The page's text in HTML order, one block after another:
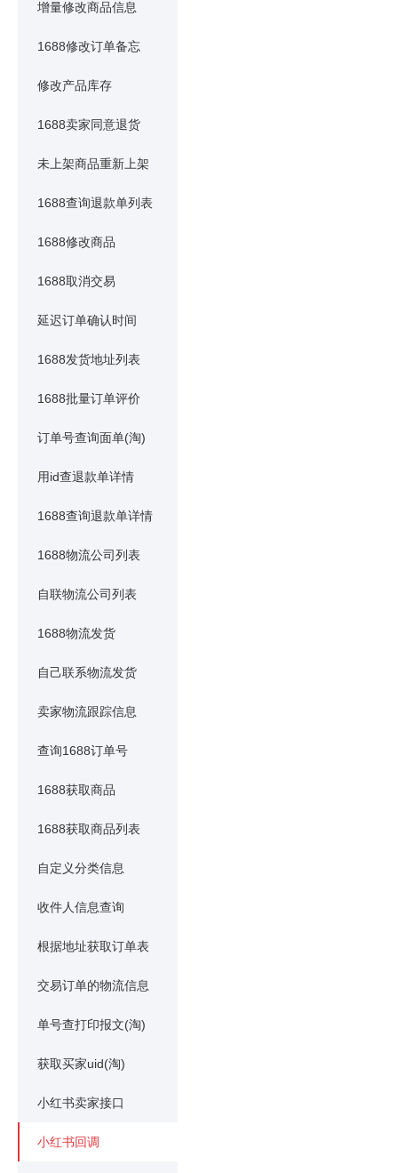
增量修改商品信息
1688修改订单备忘
修改产品库存
1688卖家同意退货
未上架商品重新上架
1688查询退款单列表
1688修改商品
1688取消交易
延迟订单确认时间
1688发货地址列表
1688批量订单评价
订单号查询面单(淘)
用id查退款单详情
1688查询退款单详情
1688物流公司列表
自联物流公司列表
1688物流发货
自己联系物流发货
卖家物流跟踪信息
查询1688订单号
1688获取商品
1688获取商品列表
自定义分类信息
收件人信息查询
根据地址获取订单表
交易订单的物流信息
单号查打印报文(淘)
获取买家uid(淘)
小红书卖家接口
小红书回调